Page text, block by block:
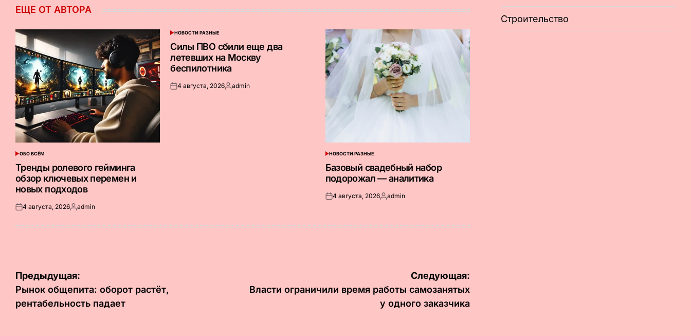
ЕЩЕ ОТ АВТОРА
ОПУБЛИКОВАНО
В
ОБО ВСЁМ
Тренды ролевого гейминга
обзор ключевых перемен и
новых подходов
Опубликовано
4 августа, 2026Запись
admin
ОПУБЛИКОВАНО
НОВОСТИ РАЗНЫЕ
Силы ПВО сбили еще два
летевших на Москву
беспилотника
Опубликовано
4 августа, 2026Запись
admin
ОПУБЛИКОВАНО
В
НОВОСТИ РАЗНЫЕ
Базовый свадебный набор
подорожал — аналитика
Опубликовано
4 августа, 2026Запись
admin
Навигация
по
записям
Предыдущая:
Рынок общепита: оборот растёт,
рентабельность падает
Следующая:
Власти ограничили время работы самозанятых
у одного заказчика
Строительство